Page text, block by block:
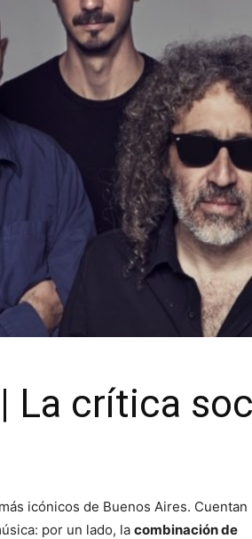
La crítica
más icónicos de Buenos Aires. Cuentan
por un lado, la combinación de